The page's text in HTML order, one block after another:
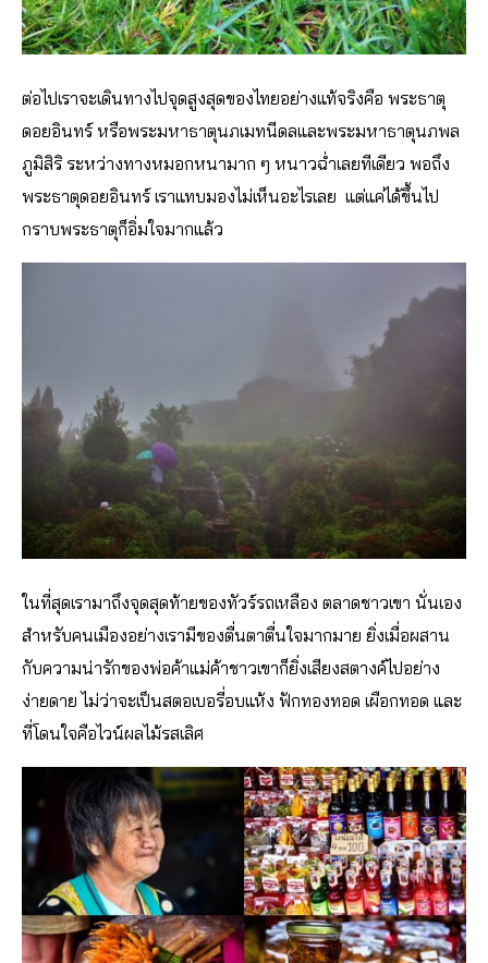
ต่อไปเราจะเดินทางไปจุดสูงสุดของไทยอย่างแท้จริงคือ พระธาตุ
ดอยอินทร์ หรือพระมหาธาตุนภเมทนีดลและพระมหาธาตุนภพล
ภูมิสิริ ระหว่างทางหมอกหนามาก ๆ หนาวฉ่ำเลยทีเดียว พอถึง
พระธาตุดอยอินทร์ เราแทบมองไม่เห็นอะไรเลย แต่แค่ได้ขึ้นไป
กราบพระธาตุก็อิ่มใจมากแล้ว
ในที่สุดเรามาถึงจุดสุดท้ายของทัวร์รถเหลือง ตลาดชาวเขา นั่นเอง
สำหรับคนเมืองอย่างเรามีของตื่นตาตื่นใจมากมาย ยิ่งเมื่อผสาน
กับความน่ารักของพ่อค้าแม่ค้าชาวเขาก็ยิ่งเสียงสตางค์ไปอย่าง
ง่ายดาย ไม่ว่าจะเป็นสตอเบอรี่อบแห้ง ฟักทองทอด เผือกทอด และ
ที่โดนใจคือไวน์ผลไม้รสเลิศ